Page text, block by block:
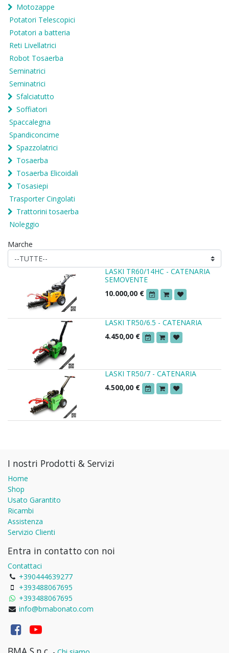
Motozappe
Potatori Telescopici
Potatori a batteria
Reti Livellatrici
Robot Tosaerba
Seminatrici
Seminatrici
Sfalciatutto
Soffiatori
Spaccalegna
Spandiconcime
Spazzolatrici
Tosaerba
Tosaerba Elicoidali
Tosasiepi
Trasporter Cingolati
Trattorini tosaerba
Noleggio
Marche
LASKI TR60/14HC - CATENARIA
SEMOVENTE
10.000,00 €
LASKI TR50/6.5 - CATENARIA
4.450,00 €
LASKI TR50/7 - CATENARIA
4.500,00 €
I nostri Prodotti & Servizi
Home
Shop
Usato Garantito
Ricambi
Assistenza
Servizio Clienti
Entra in contatto con noi
Contattaci
+390444639277
+393488067695
+393488067695
info@bmabonato.com